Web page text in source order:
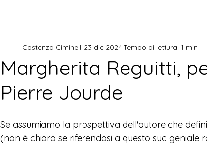
Margherita Reguitti,
Pierre Jourde
Costanza Ciminelli 23 dic 2024Tempo di lettura: 1 min
Se assumiamo la prospettiva dell'autore che
(non è chiaro se riferendosi a questo suo geniale